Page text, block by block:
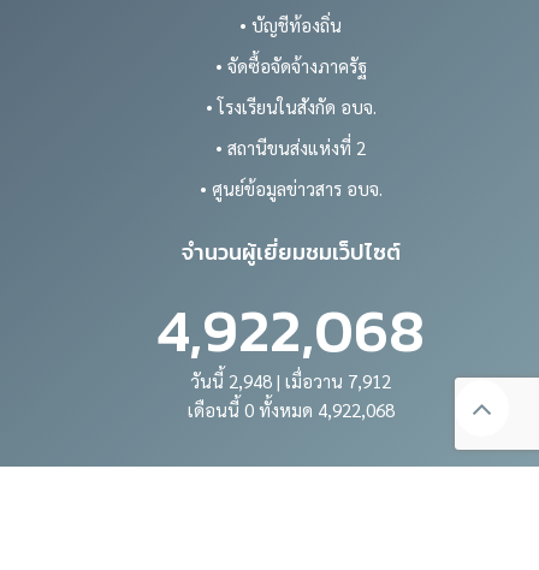
• บัญชีท้องถิ่น
• จัดซื้อจัดจ้างภาครัฐ
• โรงเรียนในสังกัด อบจ.
• สถานีขนส่งแห่งที่ 2
• ศูนย์ข้อมูลข่าวสาร อบจ.
จำนวนผู้เยี่ยมชมเว็ปไซต์
4,922,068
วันนี้ 2,948 | เมื่อวาน 7,912
เดือนนี้ 0 ทั้งหมด 4,922,068